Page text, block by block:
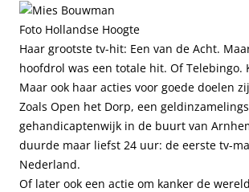
Foto Hollandse Hoogte
Haar grootste tv-hit: Een van de Acht.
hoofdrol was een totale hit. Of Telebingo.
Maar ook haar acties voor goede doelen
Zoals Open het Dorp, een
gehandicaptenwijk in de buurt van
duurde maar liefst 24 uur: de eerste tv-
Nederland.
Of later ook een actie om kanker de